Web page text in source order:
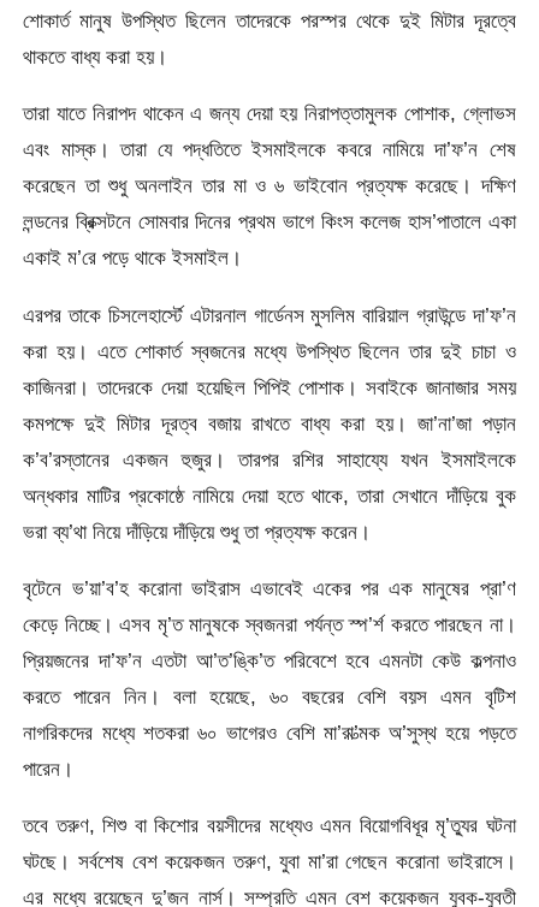
শোকার্ত মানুষ উপস্থিত ছিলেন তাদেরকে পরস্পর থেকে দুই মিটার দূরত্বে
থাকতে বাধ্য করা হয়।
তারা যাতে নিরাপদ থাকেন এ জন্য দেয়া হয় নিরাপত্তামুলক পোশাক, গ্লোভস
এবং মাস্ক। তারা যে পদ্ধতিতে ইসমাইলকে কবরে নামিয়ে দা’ফ’ন শেষ
করেছেন তা শুধু অনলাইন তার মা ও ৬ ভাইবোন প্রত্যক্ষ করেছে। দক্ষিণ
লন্ডনের ব্রিক্সটনে সোমবার দিনের প্রথম ভাগে কিংস কলেজ হাস’পাতালে একা
একাই ম’রে পড়ে থাকে ইসমাইল।
এরপর তাকে চিসলেহার্স্টে এটারনাল গার্ডেনস মুসলিম বারিয়াল গ্রাউন্ডে দা’ফ’ন
করা হয়। এতে শোকার্ত স্বজনের মধ্যে উপস্থিত ছিলেন তার দুই চাচা ও
কাজিনরা। তাদেরকে দেয়া হয়েছিল পিপিই পোশাক। সবাইকে জানাজার সময়
কমপক্ষে দুই মিটার দূরত্ব বজায় রাখতে বাধ্য করা হয়। জা’না’জা পড়ান
ক’ব’রস্তানের একজন হুজুর। তারপর রশির সাহায্যে যখন ইসমাইলকে
অন্ধকার মাটির প্রকোষ্ঠে নামিয়ে দেয়া হতে থাকে, তারা সেখানে দাঁড়িয়ে বুক
ভরা ব্য’থা নিয়ে দাঁড়িয়ে দাঁড়িয়ে শুধু তা প্রত্যক্ষ করেন।
বৃটেনে ভ’য়া’ব’হ করোনা ভাইরাস এভাবেই একের পর এক মানুষের প্রা’ণ
কেড়ে নিচ্ছে। এসব মৃ’ত মানুষকে স্বজনরা পর্যন্ত স্প’র্শ করতে পারছেন না।
প্রিয়জনের দা’ফ’ন এতটা আ’ত’ঙ্কি’ত পরিবেশে হবে এমনটা কেউ কল্পনাও
করতে পারেন নিন। বলা হয়েছে, ৬০ বছরের বেশি বয়স এমন বৃটিশ
নাগরিকদের মধ্যে শতকরা ৬০ ভাগেরও বেশি মা’রা’ত্মক অ’সুস্থ হয়ে পড়তে
পারেন।
তবে তরুণ, শিশু বা কিশোর বয়সীদের মধ্যেও এমন বিয়োগবিধূর মৃ’ত্যুর ঘটনা
ঘটছে। সর্বশেষ বেশ কয়েকজন তরুণ, যুবা মা’রা গেছেন করোনা ভাইরাসে।
এর মধ্যে রয়েছেন দু’জন নার্স। সম্প্রতি এমন বেশ কয়েকজন যুবক-যুবতী